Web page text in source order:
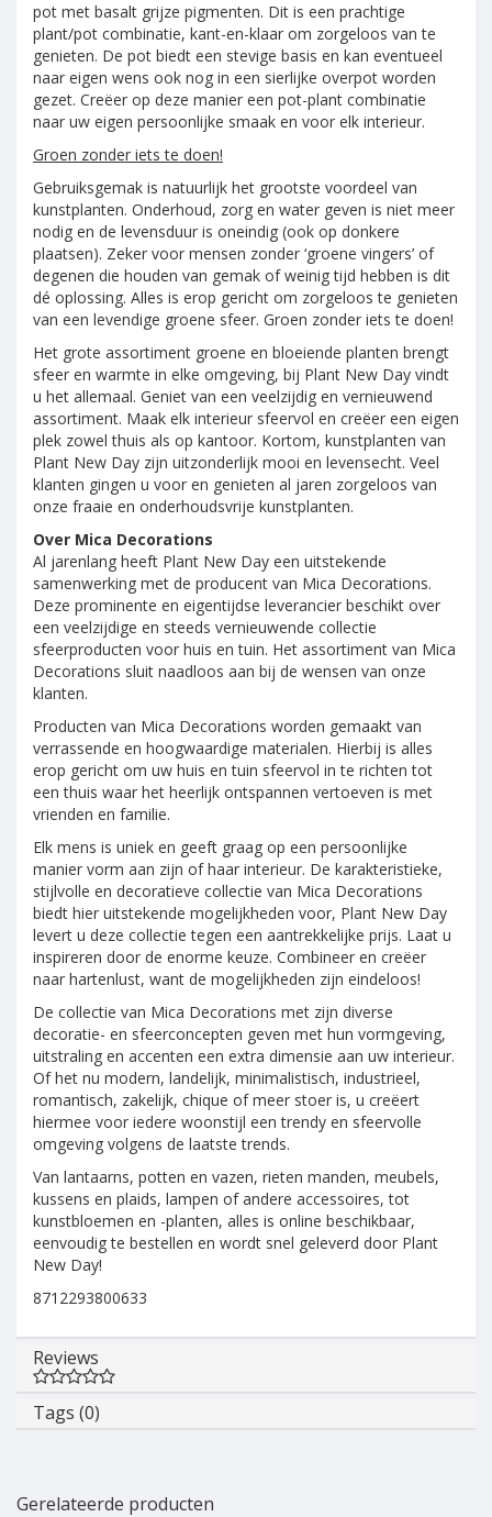
pot met basalt grijze pigmenten. Dit is een prachtige
plant/pot combinatie, kant-en-klaar om zorgeloos van te
genieten. De pot biedt een stevige basis en kan eventueel
naar eigen wens ook nog in een sierlijke overpot worden
gezet. Creëer op deze manier een pot-plant combinatie
naar uw eigen persoonlijke smaak en voor elk interieur.
Groen zonder iets te doen!
Gebruiksgemak is natuurlijk het grootste voordeel van
kunstplanten. Onderhoud, zorg en water geven is niet meer
nodig en de levensduur is oneindig (ook op donkere
plaatsen). Zeker voor mensen zonder ‘groene vingers’ of
degenen die houden van gemak of weinig tijd hebben is dit
dé oplossing. Alles is erop gericht om zorgeloos te genieten
van een levendige groene sfeer. Groen zonder iets te doen!
Het grote assortiment groene en bloeiende planten brengt
sfeer en warmte in elke omgeving, bij Plant New Day vindt
u het allemaal. Geniet van een veelzijdig en vernieuwend
assortiment. Maak elk interieur sfeervol en creëer een eigen
plek zowel thuis als op kantoor. Kortom, kunstplanten van
Plant New Day zijn uitzonderlijk mooi en levensecht. Veel
klanten gingen u voor en genieten al jaren zorgeloos van
onze fraaie en onderhoudsvrije kunstplanten.
Over Mica Decorations
Al jarenlang heeft Plant New Day een uitstekende
samenwerking met de producent van Mica Decorations.
Deze prominente en eigentijdse leverancier beschikt over
een veelzijdige en steeds vernieuwende collectie
sfeerproducten voor huis en tuin. Het assortiment van Mica
Decorations sluit naadloos aan bij de wensen van onze
klanten.
Producten van Mica Decorations worden gemaakt van
verrassende en hoogwaardige materialen. Hierbij is alles
erop gericht om uw huis en tuin sfeervol in te richten tot
een thuis waar het heerlijk ontspannen vertoeven is met
vrienden en familie.
Elk mens is uniek en geeft graag op een persoonlijke
manier vorm aan zijn of haar interieur. De karakteristieke,
stijlvolle en decoratieve collectie van Mica Decorations
biedt hier uitstekende mogelijkheden voor, Plant New Day
levert u deze collectie tegen een aantrekkelijke prijs. Laat u
inspireren door de enorme keuze. Combineer en creëer
naar hartenlust, want de mogelijkheden zijn eindeloos!
De collectie van Mica Decorations met zijn diverse
decoratie- en sfeerconcepten geven met hun vormgeving,
uitstraling en accenten een extra dimensie aan uw interieur.
Of het nu modern, landelijk, minimalistisch, industrieel,
romantisch, zakelijk, chique of meer stoer is, u creëert
hiermee voor iedere woonstijl een trendy en sfeervolle
omgeving volgens de laatste trends.
Van lantaarns, potten en vazen, rieten manden, meubels,
kussens en plaids, lampen of andere accessoires, tot
kunstbloemen en -planten, alles is online beschikbaar,
eenvoudig te bestellen en wordt snel geleverd door Plant
New Day!
8712293800633
Reviews
Tags (0)
Gerelateerde producten